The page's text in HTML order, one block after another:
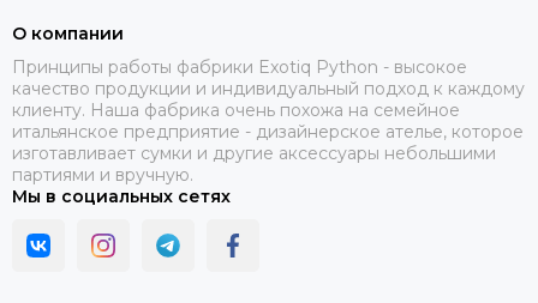
О компании
Принципы работы фабрики Exotiq Python - высокое
качество продукции и индивидуальный подход к каждому
клиенту. Наша фабрика очень похожа на семейное
итальянское предприятие - дизайнерское ателье, которое
изготавливает сумки и другие аксессуары небольшими
партиями и вручную.
Мы в социальных сетях